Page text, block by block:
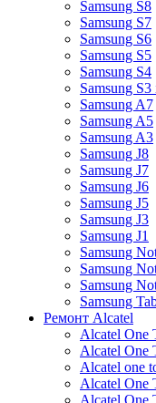
Samsung S8
Samsung S7
Samsung S6
Samsung S5
Samsung S4
Samsung
Samsung A7
Samsung A5
Samsung A3
Samsung J8
Samsung J7
Samsung J6
Samsung J5
Samsung J3
Samsung J1
Samsung
Samsung
Samsung
Samsung
Ремонт Alcatel
Alcatel One
Alcatel One
Alcatel one
Alcatel One